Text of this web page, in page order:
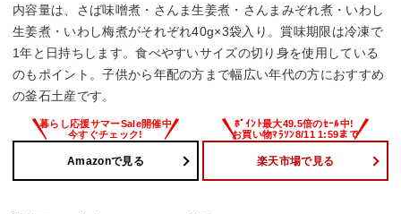
内容量は、さば味噌煮・さんま生姜煮・さんまみぞれ煮・いわし
生姜煮・いわし梅煮がそれぞれ40g×3袋入り。賞味期限は冷凍で
1年と日持ちします。食べやすいサイズの切り身を使用している
のもポイント。子供から年配の方まで幅広い年代の方におすすめ
の釜石土産です。
Amazonで見る 楽天市場で見る